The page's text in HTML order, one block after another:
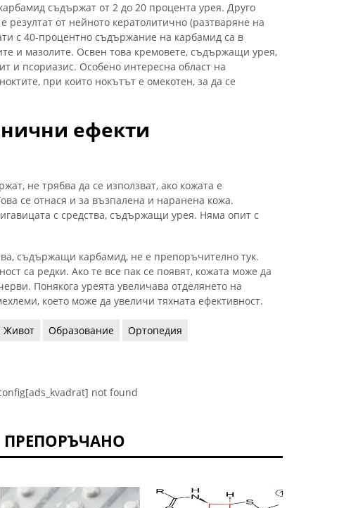
съдържат от 2 до 20 процента урея. Друго
от нейното кератолитично (разтваряне на
с 40-процентно съдържание на карбамид са в
и мазолите. Освен това кремовете, съдържащи урея,
и псориазис. Особено интересна област на
при които нокътът е омекотен, за да се
ефекти
не трябва да се използват, ако кожата е
се отнася и за възпалена и наранена кожа.
с средства, съдържащи урея. Няма опит с
съдържащи карбамид, не е препоръчително тук.
са редки. Ако те все пак се появят, кожата може да
Понякога уреята увеличава отделянето на
което може да увеличи тяхната ефективност.
Живот Образование Ортопедия
not found
ПРЕПОРЪЧАНО